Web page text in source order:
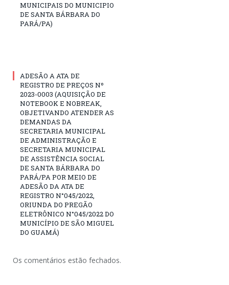
MUNICIPAIS DO MUNICIPIO
DE SANTA BÁRBARA DO
PARÁ/PA)
ADESÃO A ATA DE
REGISTRO DE PREÇOS Nº
2023-0003 (AQUISIÇÃO DE
NOTEBOOK E NOBREAK,
OBJETIVANDO ATENDER AS
DEMANDAS DA
SECRETARIA MUNICIPAL
DE ADMINISTRAÇÃO E
SECRETARIA MUNICIPAL
DE ASSISTÊNCIA SOCIAL
DE SANTA BÁRBARA DO
PARÁ/PA POR MEIO DE
ADESÃO DA ATA DE
REGISTRO N°045/2022,
ORIUNDA DO PREGÃO
ELETRÔNICO N°045/2022 DO
MUNICÍPIO DE SÃO MIGUEL
DO GUAMÁ)
Os comentários estão fechados.